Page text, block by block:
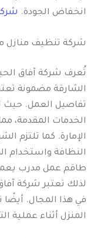
انخفاض الجودة.
شركة تنظيف منازل
تُعرف شركة آفاق
الشارقة مضمونة
تفاصيل العمل. حيث
الخدمات المقدمة،
الإمارة. كما تلتزم
النظافة واستخدام
طاقم عمل مدرب
لذلك تعتبر شركة
في هذا المجال.
المنزل أثناء عملية